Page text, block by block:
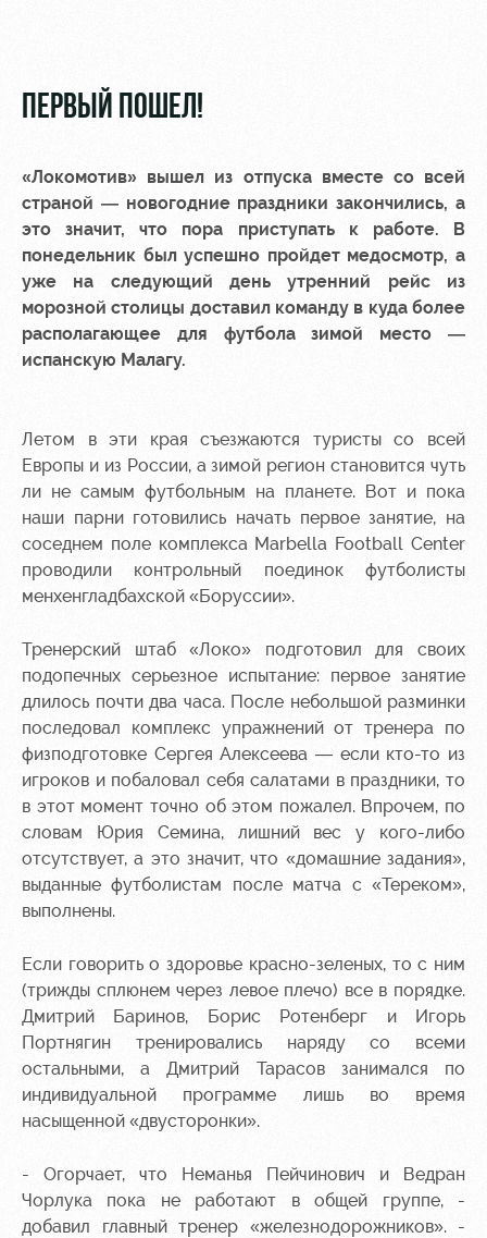
РЖД
Арена
Организация
мероприятий
Аренда
полей
Ледовый
дворец
Занятия
спортом
Локо
Старт
Локо-Лето
Академия
Как
поступить
Контакты
Академии
Информация
для
болельщиков
Банковская
карта
«Локомотив»
лояльности
Карта
болельщика
Парковка
Информация
болельщиков
МГН
ПЕРВЫЙ ПОШЕЛ!
«Локомотив» вышел из отпуска вместе со всей
страной — новогодние праздники закончились, а
это значит, что пора приступать к работе. В
понедельник был успешно пройдет медосмотр, а
уже на следующий день утренний рейс из
морозной столицы доставил команду в куда более
располагающее для футбола зимой место —
испанскую Малагу.
Летом в эти края съезжаются туристы со всей
Европы и из России, а зимой регион становится чуть
ли не самым футбольным на планете. Вот и пока
наши парни готовились начать первое занятие, на
соседнем поле комплекса Marbella Football Center
проводили контрольный поединок футболисты
менхенгладбахской «Боруссии».
Тренерский штаб «Локо» подготовил для своих
подопечных серьезное испытание: первое занятие
длилось почти два часа. После небольшой разминки
последовал комплекс упражнений от тренера по
физподготовке Сергея Алексеева — если кто-то из
игроков и побаловал себя салатами в праздники, то
в этот момент точно об этом пожалел. Впрочем, по
словам Юрия Семина, лишний вес у кого-либо
отсутствует, а это значит, что «домашние задания»,
выданные футболистам после матча с «Тереком»,
выполнены.
Если говорить о здоровье красно-зеленых, то с ним
(трижды сплюнем через левое плечо) все в порядке.
Дмитрий Баринов, Борис Ротенберг и Игорь
Портнягин тренировались наряду со всеми
остальными, а Дмитрий Тарасов занимался по
индивидуальной программе лишь во время
насыщенной «двусторонки».
- Огорчает, что Неманья Пейчинович и Ведран
Чорлука пока не работают в общей группе, -
добавил главный тренер «железнодорожников». -